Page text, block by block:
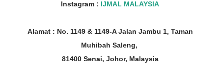
Instagram : IJMAL MALAYSIA
Alamat : No. 1149 & 1149-A Jalan Jambu 1, Taman
Muhibah Saleng,
81400 Senai, Johor, Malaysia